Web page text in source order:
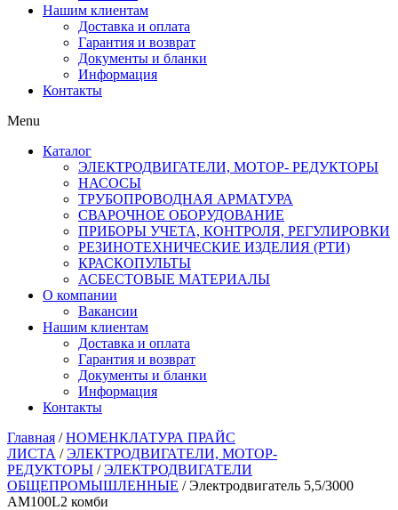
Нашим клиентам
Доставка и оплата
Гарантия и возврат
Документы и бланки
Информация
Контакты
Menu
Каталог
ЭЛЕКТРОДВИГАТЕЛИ, МОТОР- РЕДУКТОРЫ
НАСОСЫ
ТРУБОПРОВОДНАЯ АРМАТУРА
СВАРОЧНОЕ ОБОРУДОВАНИЕ
ПРИБОРЫ УЧЕТА, КОНТРОЛЯ, РЕГУЛИРОВКИ
РЕЗИНОТЕХНИЧЕСКИЕ ИЗДЕЛИЯ (РТИ)
КРАСКОПУЛЬТЫ
АСБЕСТОВЫЕ МАТЕРИАЛЫ
О компании
Вакансии
Нашим клиентам
Доставка и оплата
Гарантия и возврат
Документы и бланки
Информация
Контакты
Главная /НОМЕНКЛАТУРА ПРАЙС
ЛИСТА /ЭЛЕКТРОДВИГАТЕЛИ, МОТОР-
РЕДУКТОРЫ /ЭЛЕКТРОДВИГАТЕЛИ
ОБЩЕПРОМЫШЛЕННЫЕ / Электродвигатель 5,5/3000
АМ100L2 комби